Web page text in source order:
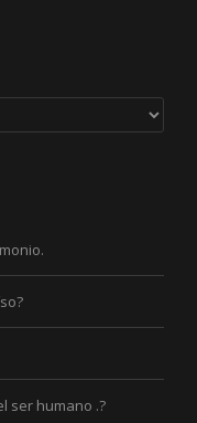
ser humano .?